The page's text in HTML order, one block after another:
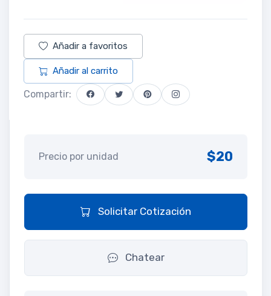
Añadir a favoritos
Añadir al carrito
Compartir:
Precio por unidad $20
Solicitar Cotización
Chatear